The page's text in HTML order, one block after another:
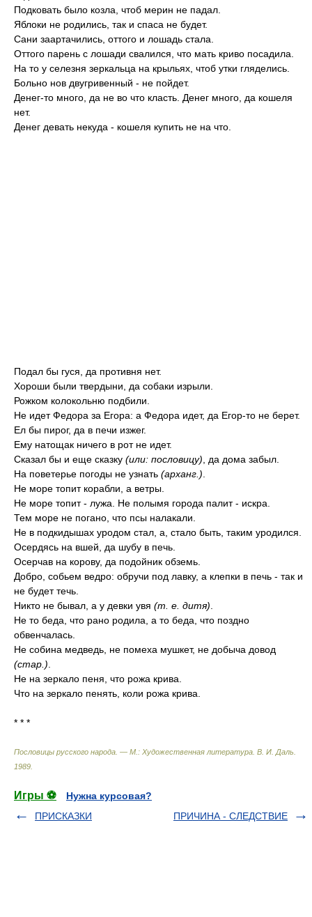
Подковать было козла, чтоб мерин не падал.
Яблоки не родились, так и спаса не будет.
Сани заартачились, оттого и лошадь стала.
Оттого парень с лошади свалился, что мать криво посадила.
На то у селезня зеркальца на крыльях, чтоб утки гляделись.
Больно нов двугривенный - не пойдет.
Денег-то много, да не во что класть. Денег много, да кошеля
нет.
Денег девать некуда - кошеля купить не на что.
Подал бы гуся, да противня нет.
Хороши были твердыни, да собаки изрыли.
Рожком колокольню подбили.
Не идет Федора за Егора: а Федора идет, да Егор-то не берет.
Ел бы пирог, да в печи изжег.
Ему натощак ничего в рот не идет.
Сказал бы и еще сказку (или: пословицу) , да дома забыл.
На поветерье погоды не узнать (арханг.)
Не море топит корабли, а ветры.
Не море топит - лужа. Не полымя города палит - искра.
Тем море не погано, что псы налакали.
Не в подкидышах уродом стал, а, стало быть, таким уродился.
Осердясь на вшей, да шубу в печь.
Осерчав на корову, да подойник обземь.
Добро, собьем ведро: обручи под лавку, а клепки в печь - так и
не будет течь.
Никто не бывал, а у девки увя (т. е. дитя)
Не то беда, что рано родила, а то беда, что поздно
обвенчалась.
Не собина медведь, не помеха мушкет, не добыча довод
(стар.)
Не на зеркало пеня, что рожа крива.
Что на зеркало пенять, коли рожа крива.
* * *
Пословицы русского народа. — М.: Художественная литература В. И. Даль
1989
Игры ⚽
Нужна курсовая?
ПРИСКАЗКИ
ПРИЧИНА - СЛЕДСТВИЕ